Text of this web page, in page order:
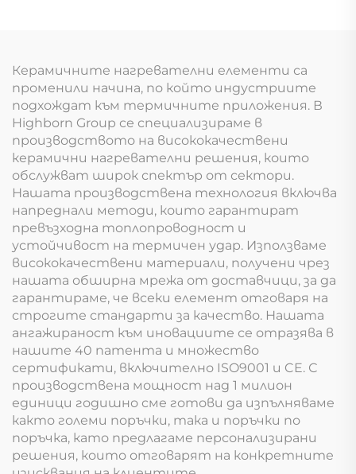
Керамичните нагревателни елементи са
променили начина, по който индустриите
подхождат към термичните приложения. В
Highborn Group се специализираме в
производството на висококачествени
керамични нагревателни решения, които
обслужват широк спектър от сектори.
Нашата производствена технология включва
напреднали методи, които гарантират
превъзходна топлопроводност и
устойчивост на термичен удар. Използваме
висококачествени материали, получени чрез
нашата обширна мрежа от доставчици, за да
гарантираме, че всеки елемент отговаря на
строгите стандарти за качество. Нашата
ангажираност към иновациите се отразява в
нашите 40 патента и множество
сертификати, включително ISO9001 и CE. С
производствена мощност над 1 милион
единици годишно сме готови да изпълняваме
както големи поръчки, така и поръчки по
поръчка, като предлагаме персонализирани
решения, които отговарят на конкретните